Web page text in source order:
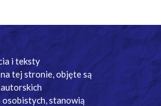
i teksty
tej stronie, objęte są
stanowią